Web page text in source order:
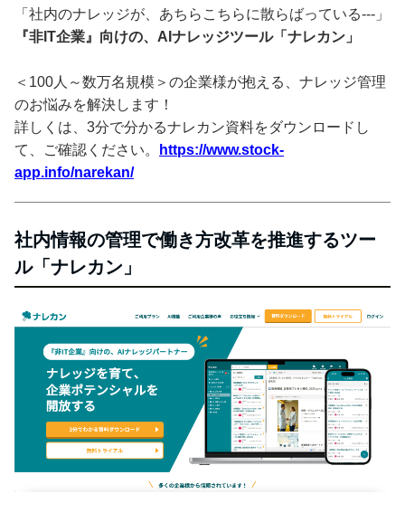
「社内のナレッジが、あちらこちらに散らばっている---」
『非IT企業』向けの、AIナレッジツール「ナレカン」
＜100人～数万名規模＞の企業様が抱える、ナレッジ管理
のお悩みを解決します！
詳しくは、3分で分かるナレカン資料をダウンロードし
て、ご確認ください。
https://www.stock-
app.info/narekan/
社内情報の管理で働き方改革を推進するツー
ル「ナレカン」